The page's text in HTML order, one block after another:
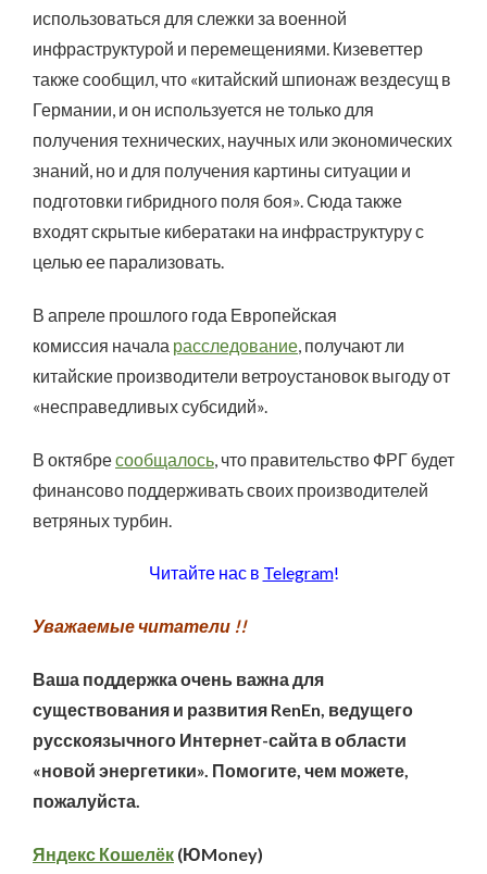
использоваться для слежки за военной
инфраструктурой и перемещениями. Кизеветтер
также сообщил, что «китайский шпионаж вездесущ в
Германии, и он используется не только для
получения технических, научных или экономических
знаний, но и для получения картины ситуации и
подготовки гибридного поля боя». Сюда также
входят скрытые кибератаки на инфраструктуру с
целью ее парализовать.
В апреле прошлого года Европейская
комиссия начала расследование , получают ли
китайские производители ветроустановок выгоду от
«несправедливых субсидий».
В октябресообщалось , что правительство ФРГ будет
финансово поддерживать своих производителей
ветряных турбин.
Читайте нас в Telegram!
Уважаемые читатели !!
Ваша поддержка очень важна для
существования и развития RenEn, ведущего
русскоязычного Интернет-сайта в области
«новой энергетики». Помогите, чем можете,
пожалуйста.
Яндекс Кошелёк (ЮMoney)